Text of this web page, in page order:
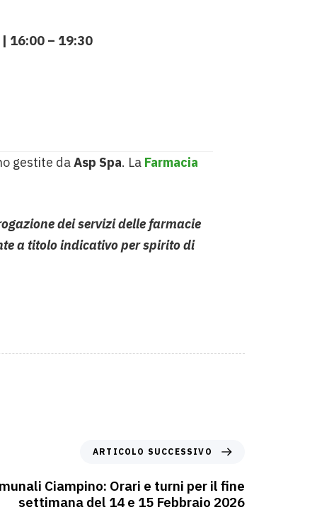
16:00 – 19:30
gestite daAsp Spa. La Farmacia
dei servizi delle farmacie
a titolo indicativo per spirito di
ARTICOLO SUCCESSIVO
Ciampino: Orari e turni per il fine
settimana del 14 e 15 Febbraio 2026